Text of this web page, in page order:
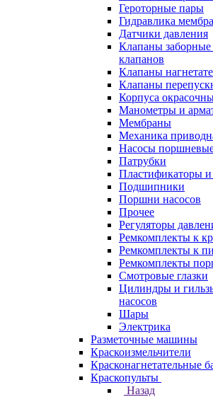
Героторные пары
Гидравлика
Датчики давления
Клапаны
клапанов
Клапаны
Клапаны
Корпуса
Манометры и
Мембраны
Механика
Насосы
Патрубки
Пластификаторы и
Подшипники
Поршни насосов
Прочее
Регуляторы
Ремкомплекты к
Ремкомплекты к
Ремкомплекты
Смотровые глазки
Цилиндры и
насосов
Шары
Электрика
Разметочные машины
Краскоизмельчители
Красконагнетательные
Краскопульты
Назад